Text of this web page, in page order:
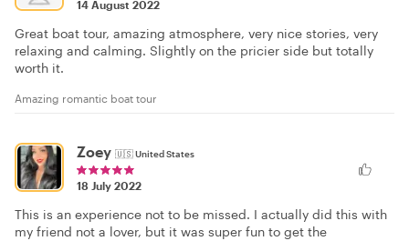
14 August 2022
Great boat tour, amazing atmosphere, very nice stories, very
relaxing and calming. Slightly on the pricier side but totally
worth it.
Amazing romantic boat tour
Zoey 🇺🇸United States
18 July 2022
This is an experience not to be missed. I actually did this with
my friend not a lover, but it was super fun to get the